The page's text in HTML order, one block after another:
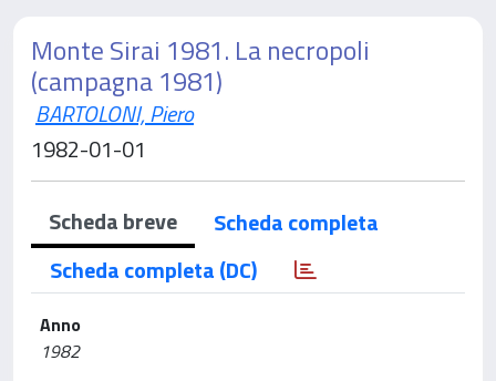
Monte Sirai 1981. La necropoli
(campagna 1981)
BARTOLONI, Piero
1982-01-01
Scheda breve
Scheda completa
Scheda completa (DC)
Anno
1982